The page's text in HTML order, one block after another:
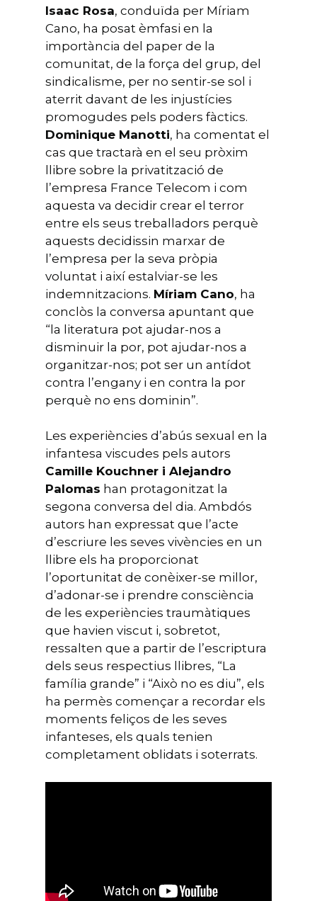
Isaac Rosa, conduïda per Míriam
Cano, ha posat èmfasi en la
importància del paper de la
comunitat, de la força del grup, del
sindicalisme, per no sentir-se sol i
aterrit davant de les injustícies
promogudes pels poders fàctics.
Dominique Manotti, ha comentat el
cas que tractarà en el seu pròxim
llibre sobre la privatització de
l’empresa France Telecom i com
aquesta va decidir crear el terror
entre els seus treballadors perquè
aquests decidissin marxar de
l’empresa per la seva pròpia
voluntat i així estalviar-se les
indemnitzacions. Míriam Cano, ha
conclòs la conversa apuntant que
“la literatura pot ajudar-nos a
disminuir la por, pot ajudar-nos a
organitzar-nos; pot ser un antídot
contra l’engany i en contra la por
perquè no ens dominin”.
Les experiències d’abús sexual en la
infantesa viscudes pels autors
Camille Kouchner i Alejandro
Palomas han protagonitzat la
segona conversa del dia. Ambdós
autors han expressat que l’acte
d’escriure les seves vivències en un
llibre els ha proporcionat
l’oportunitat de conèixer-se millor,
d’adonar-se i prendre consciència
de les experiències traumàtiques
que havien viscut i, sobretot,
ressalten que a partir de l’escriptura
dels seus respectius llibres, “La
família grande” i “Això no es diu”, els
ha permès començar a recordar els
moments feliços de les seves
infanteses, els quals tenien
completament oblidats i soterrats.